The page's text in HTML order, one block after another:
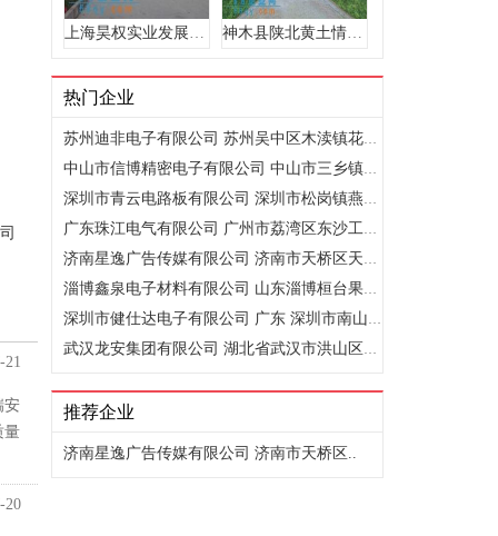
21
安
量
20
上海昊权实业发展有限公司 杭州市文一西路75号数字娱乐产业园.. 神木县陕北黄土情农产品有限责任公司 陕西 神木县 神木县解家..
热门企业
苏州迪非电子有限公司 苏州吴中区木渎镇花苑东路9号神斧工业园
中山市信博精密电子有限公司 中山市三乡镇平南工业区金宏路28..
深圳市青云电路板有限公司 深圳市松岗镇燕川北部工业园B4栋
广东珠江电气有限公司 广州市荔湾区东沙工业区紫荆道81号
济南星逸广告传媒有限公司 济南市天桥区天成路66号201室
淄博鑫泉电子材料有限公司 山东淄博桓台果里开发区太极路89号
深圳市健仕达电子有限公司 广东 深圳市南山区 西丽桃源街道平..
武汉龙安集团有限公司 湖北省武汉市洪山区民院路124号
推荐企业
济南星逸广告传媒有限公司 济南市天桥区..